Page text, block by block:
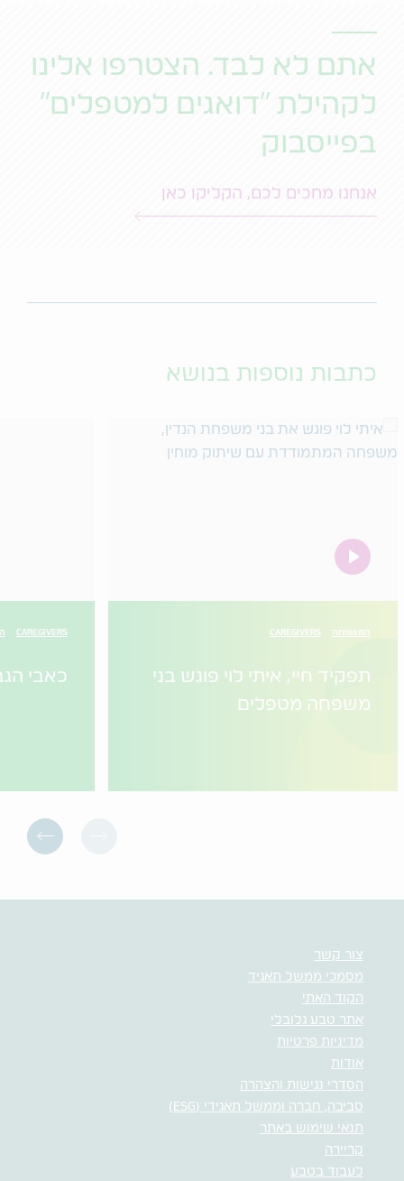
אתם לא לבד. הצטרפו אלינו
לקהילת "דואגים למטפלים"
בפייסבוק
אנחנו מחכים לכם, הקליקו כאן
כתבות נוספות בנושא
video
המשפחה CAREGIVERS
תפקיד חיי, איתי לוי פוגש בני
משפחה מטפלים
CAREGIVERS
כאבי
צור קשר
מסמכי ממשל תאגיד
הקוד האתי
אתר טבע גלובלי
מדיניות פרטיות
אודות
הסדרי נגישות והצהרה
סביבה, חברה וממשל תאגידי (ESG)
תנאי שימוש באתר
קריירה
לעבוד בטבע